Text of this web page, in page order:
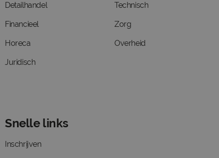
Detailhandel
Financieel
Horeca
Juridisch
Technisch
Zorg
Overheid
Snelle links
Inschrijven